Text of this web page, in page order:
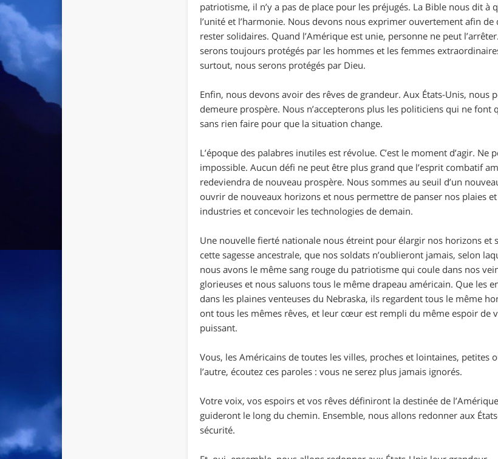
patriotisme, il n’y a pas de place pour les préjugés. La Bible nous dit à
l’unité et l’harmonie. Nous devons nous exprimer ouvertement afin
rester solidaires. Quand l’Amérique est unie, personne ne peut
serons toujours protégés par les hommes et les femmes
surtout, nous serons protégés par Dieu.
Enfin, nous devons avoir des rêves de grandeur. Aux États-Unis, nous
demeure prospère. Nous n’accepterons plus les politiciens qui ne
sans rien faire pour que la situation change.
L’époque des palabres inutiles est révolue. C’est le moment d’agir. Ne
impossible. Aucun défi ne peut être plus grand que l’esprit combatif
redeviendra de nouveau prospère. Nous sommes au seuil d’un
ouvrir de nouveaux horizons et nous permettre de panser nos plaies
industries et concevoir les technologies de demain.
Une nouvelle fierté nationale nous étreint pour élargir nos horizons
cette sagesse ancestrale, que nos soldats n’oublieront jamais, selon
nous avons le même sang rouge du patriotisme qui coule dans nos
glorieuses et nous saluons tous le même drapeau américain. Que les
dans les plaines venteuses du Nebraska, ils regardent tous le même
ont tous les mêmes rêves, et leur cœur est rempli du même espoir de
puissant.
Vous, les Américains de toutes les villes, proches et lointaines, petites
l’autre, écoutez ces paroles : vous ne serez plus jamais ignorés.
Votre voix, vos espoirs et vos rêves définiront la destinée de
guideront le long du chemin. Ensemble, nous allons redonner aux
sécurité.